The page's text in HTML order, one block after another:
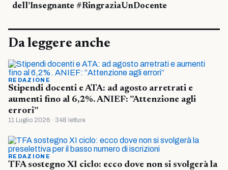
dell’Insegnante #RingraziaUnDocente
Da leggere anche
REDAZIONE
Stipendi docenti e ATA: ad agosto arretrati e
aumenti fino al 6,2%. ANIEF: ”Attenzione agli
errori”
11 Luglio 2026 · 348 letture
REDAZIONE
TFA sostegno XI ciclo: ecco dove non si svolgerà la